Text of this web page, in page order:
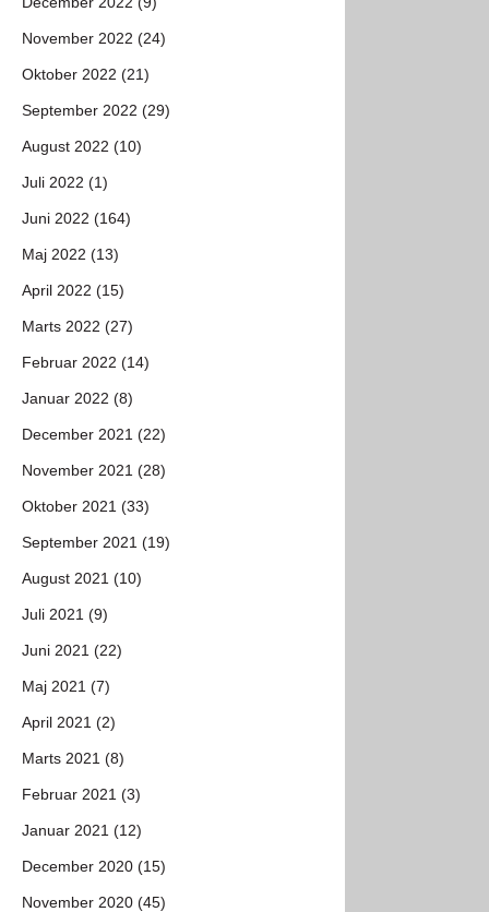
November 2022 (24)
Oktober 2022 (21)
September 2022 (29)
August 2022 (10)
Juli 2022 (1)
Juni 2022 (164)
Maj 2022 (13)
April 2022 (15)
Marts 2022 (27)
Februar 2022 (14)
Januar 2022 (8)
December 2021 (22)
November 2021 (28)
Oktober 2021 (33)
September 2021 (19)
August 2021 (10)
Juli 2021 (9)
Juni 2021 (22)
Maj 2021 (7)
April 2021 (2)
Marts 2021 (8)
Februar 2021 (3)
Januar 2021 (12)
December 2020 (15)
November 2020 (45)